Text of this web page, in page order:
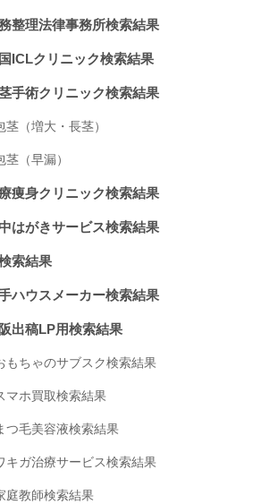
整理法律事務所検索結果
ICLクリニック検索結果
手術クリニック検索結果
茎（増大・長茎）
茎（早漏）
痩身クリニック検索結果
はがきサービス検索結果
索結果
ハウスメーカー検索結果
出稿LP用検索結果
もちゃのサブスク検索結果
マホ買取検索結果
つ毛美容液検索結果
キガ治療サービス検索結果
庭教師検索結果